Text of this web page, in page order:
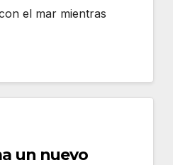
el mar mientras
un nuevo